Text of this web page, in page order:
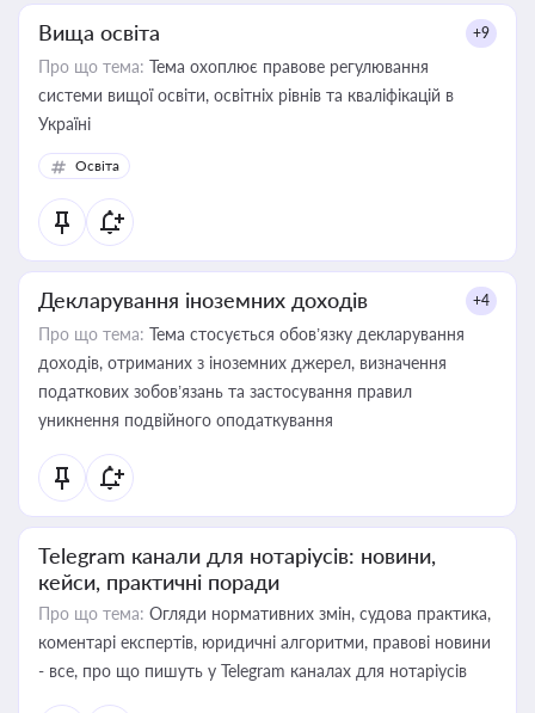
Вища освіта +9
Про що тема: Тема охоплює правове регулювання
системи вищої освіти, освітніх рівнів та кваліфікацій в
Україні
Освіта
Декларування іноземних доходів +4
Про що тема: Тема стосується обов’язку декларування
доходів, отриманих з іноземних джерел, визначення
податкових зобов’язань та застосування правил
уникнення подвійного оподаткування
Telegram канали для нотаріусів: новини,
кейси, практичні поради
Про що тема: Огляди нормативних змін, судова практика,
коментарі експертів, юридичні алгоритми, правові новини
- все, про що пишуть у Telegram каналах для нотаріусів